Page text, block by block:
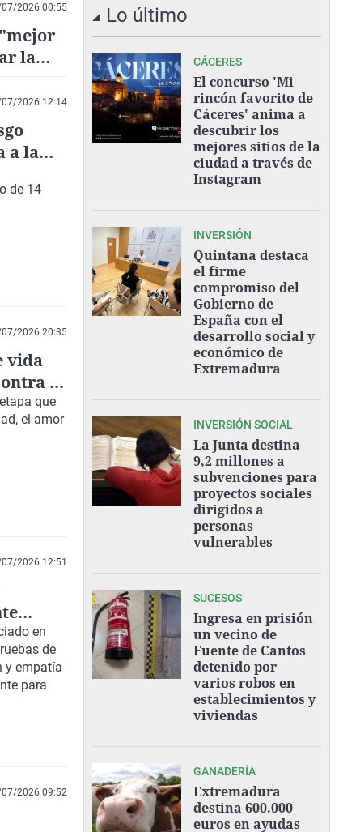
2026 00:55
la
2026 12:14
a la
de 14
2026 20:35
vida
el
que
el amor
2026 12:51
para
en
de
y empatía
para
2026 09:52
Lo último
CÁCERES
El concurso 'Mi
rincón favorito de
Cáceres' anima a
descubrir los
mejores sitios de la
ciudad a través de
Instagram
INVERSIÓN
Quintana destaca
el firme
compromiso del
Gobierno de
España con el
desarrollo social y
económico de
Extremadura
INVERSIÓN SOCIAL
La Junta destina
9,2 millones a
subvenciones para
proyectos sociales
dirigidos a
personas
vulnerables
SUCESOS
Ingresa en prisión
un vecino de
Fuente de Cantos
detenido por
varios robos en
establecimientos y
viviendas
GANADERÍA
Extremadura
destina 600.000
euros en ayudas